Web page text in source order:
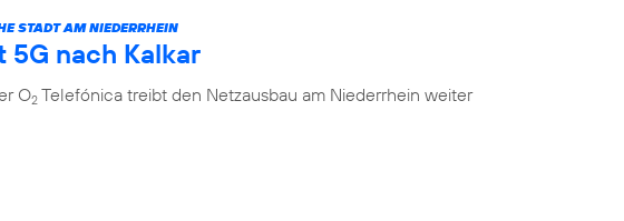
STADT AM NIEDERRHEIN
nach Kalkar
O2 Telefónica treibt den Netzausbau am Niederrhein weiter